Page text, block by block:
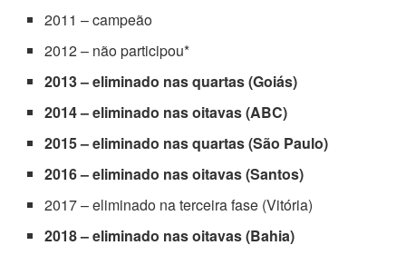
2011 – campeão
2012 – não participou*
2013 – eliminado nas quartas (Goiás)
2014 – eliminado nas oitavas (ABC)
2015 – eliminado nas quartas (São Paulo)
2016 – eliminado nas oitavas (Santos)
2017 – eliminado na terceira fase (Vitória)
2018 – eliminado nas oitavas (Bahia)